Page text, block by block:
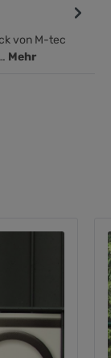
von M-tec
Mehr